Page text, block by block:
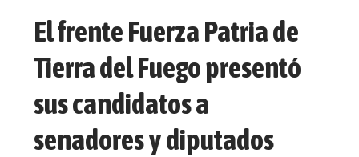
El frente Fuerza Patria de
Tierra del Fuego presentó
sus candidatos a
senadores y diputados